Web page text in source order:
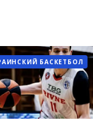
БАСКЕТБОЛ